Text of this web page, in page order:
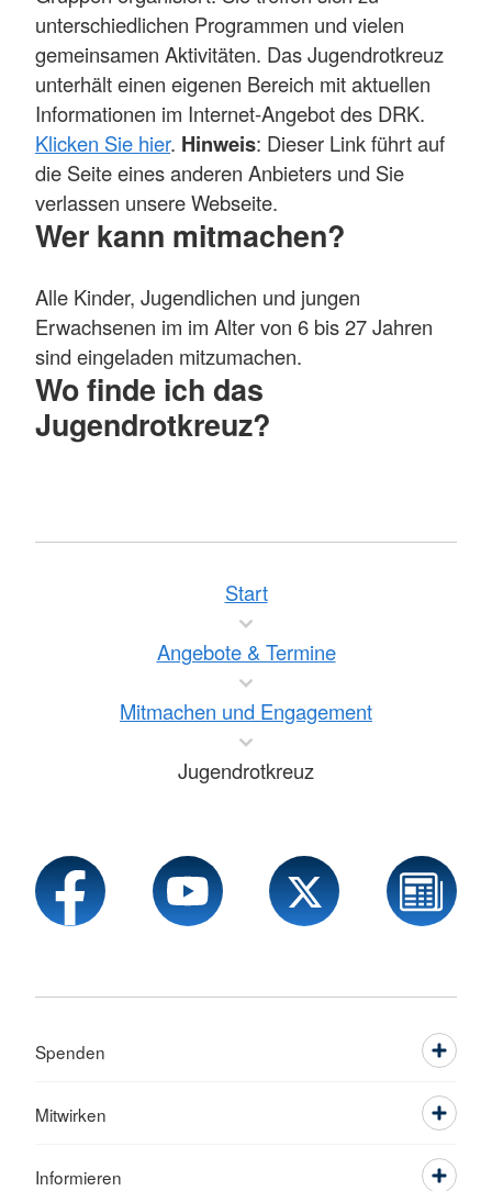
unterschiedlichen Programmen und vielen
gemeinsamen Aktivitäten. Das Jugendrotkreuz
unterhält einen eigenen Bereich mit aktuellen
Informationen im Internet-Angebot des DRK.
Klicken Sie hier. Hinweis: Dieser Link führt auf
die Seite eines anderen Anbieters und Sie
verlassen unsere Webseite.
Wer kann mitmachen?
Alle Kinder, Jugendlichen und jungen
Erwachsenen im im Alter von 6 bis 27 Jahren
sind eingeladen mitzumachen.
Wo finde ich das
Jugendrotkreuz?
Start
Angebote & Termine
Mitmachen und Engagement
Jugendrotkreuz
Spenden
Mitwirken
Informieren